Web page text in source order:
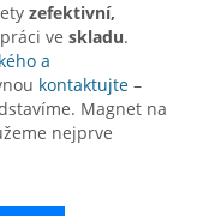
zefektivní,
ve skladu.
a
kontaktujte –
Magnet na
nejprve